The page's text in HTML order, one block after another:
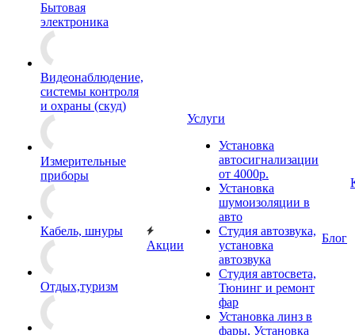
Бытовая
электроника
Видеонаблюдение,
системы контроля
и охраны (скуд)
Измерительные
приборы
Кабель, шнуры
Отдых,туризм
Акции
Услуги
Установка
автосигнализации
от 4000р.
Установка
шумоизоляции в
авто
Студия автозвука,
установка
автозвука
Студия автосвета,
Тюнинг и ремонт
фар
Установка линз в
фары, Установка
Блог